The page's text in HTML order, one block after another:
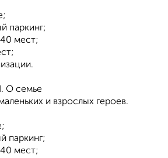
паркинг;
мест;
О семье
и взрослых героев.
паркинг;
мест;